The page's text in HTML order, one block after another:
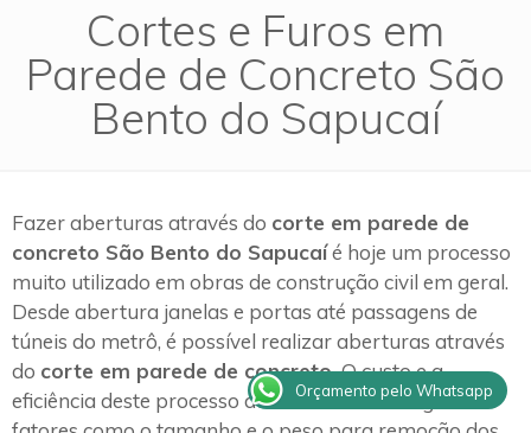
Cortes e Furos em
Parede de Concreto São
Bento do Sapucaí
Fazer aberturas através do corte em parede de
concreto São Bento do Sapucaíé hoje um processo
muito utilizado em obras de construção civil em geral.
Desde abertura janelas e portas até passagens de
túneis do metrô, é possível realizar aberturas através
do corte em parede de concreto.O custo e a
eficiência deste processo de trabalho estão ligados a
Orçamento pelo Whatsapp